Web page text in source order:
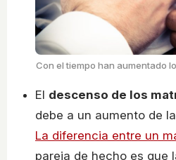
Con el tiempo han aumentado
El descenso de los
debe a un aumento de
La diferencia entre un
pareja de hecho es que